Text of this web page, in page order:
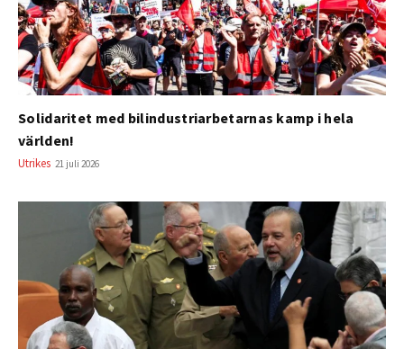
Solidaritet med bilindustriarbetarnas kamp i hela
världen!
Utrikes 21 juli 2026